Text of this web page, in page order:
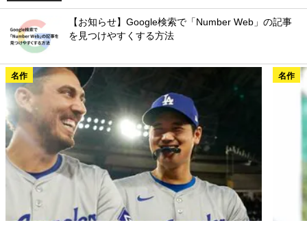
【お知らせ】Google検索で「Number Web」の記事
を見つけやすくする方法
名作 名作